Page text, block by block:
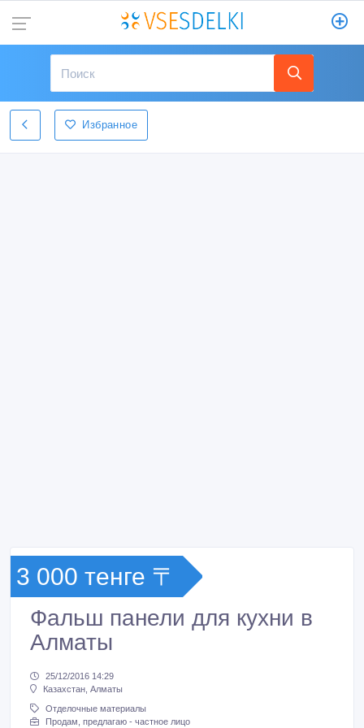
Избранное
3 000 тенге 〒
Фальш панели для кухни в
Алматы
25/12/2016 14:29
Казахстан, Алматы
Отделочные материалы
Продам, предлагаю - частное лицо